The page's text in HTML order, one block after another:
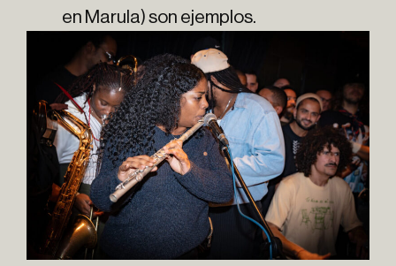
en Marula) son ejemplos.